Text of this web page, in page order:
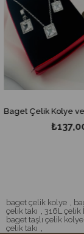
₺137,00
baget çelik kolye
çelik takı
316L çelik
baget taşlı çelik kolye
çelik takı